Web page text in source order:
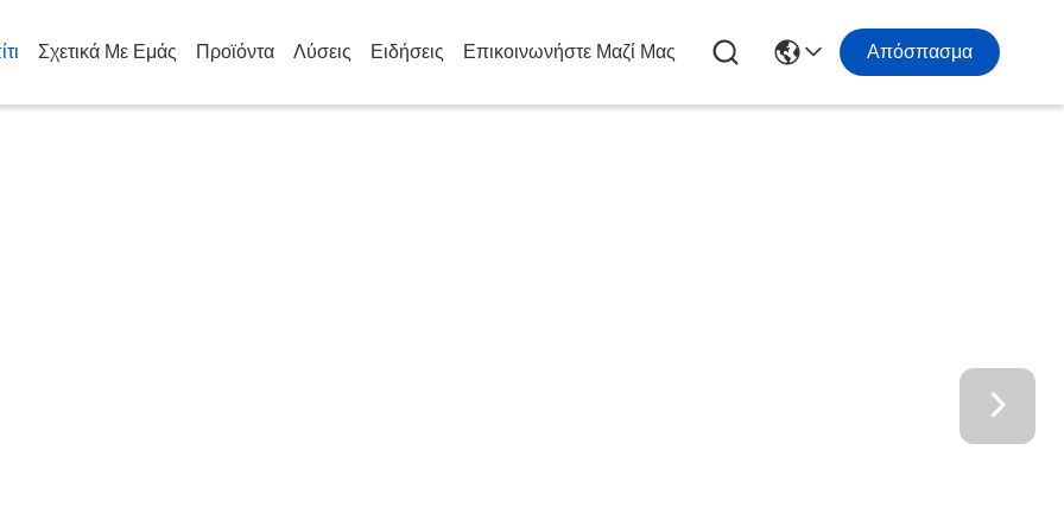
Σχετικά Με Εμάς Προϊόντα Λύσεις Ειδήσεις Επικοινωνήστε Μαζί Μας Απόσπασμα